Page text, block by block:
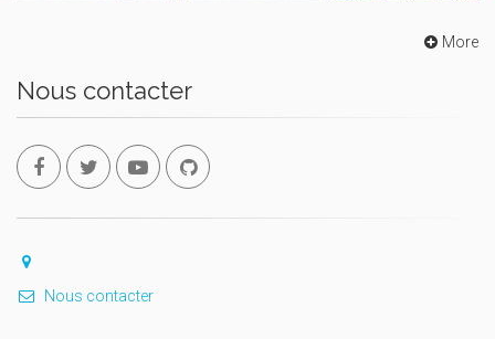
More
Nous contacter
Nous contacter